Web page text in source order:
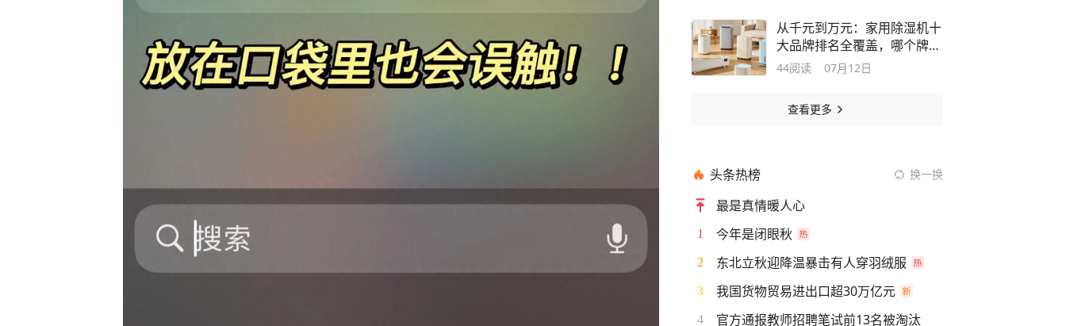
从千元到万元：家用除湿机十
大品牌排名全覆盖，哪个牌子
比较好？
44阅读 07月12日
查看更多
头条热榜 换一换
最是真情暖人心
1 今年是闭眼秋
2 东北立秋迎降温暴击有人穿羽绒服
3 我国货物贸易进出口超30万亿元
4 官方通报教师招聘笔试前13名被淘汰